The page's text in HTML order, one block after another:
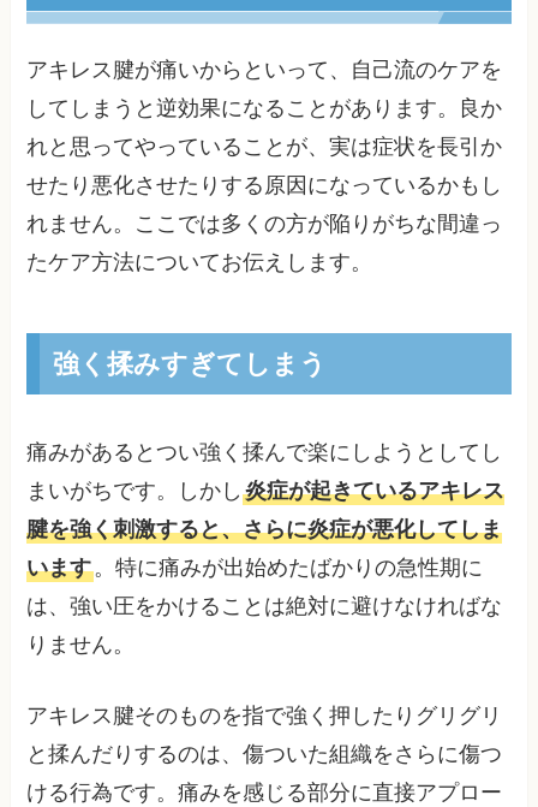
アキレス腱が痛いからといって、自己流のケアを
してしまうと逆効果になることがあります。良か
れと思ってやっていることが、実は症状を長引か
せたり悪化させたりする原因になっているかもし
れません。ここでは多くの方が陥りがちな間違っ
たケア方法についてお伝えします。
強く揉みすぎてしまう
痛みがあるとつい強く揉んで楽にしようとしてし
まいがちです。しかし炎症が起きているアキレス
腱を強く刺激すると、さらに炎症が悪化してしま
います。特に痛みが出始めたばかりの急性期に
は、強い圧をかけることは絶対に避けなければな
りません。
アキレス腱そのものを指で強く押したりグリグリ
と揉んだりするのは、傷ついた組織をさらに傷つ
ける行為です。痛みを感じる部分に直接アプロー